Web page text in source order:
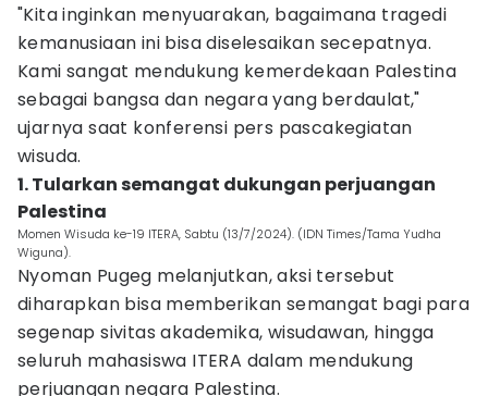
"Kita inginkan menyuarakan, bagaimana tragedi
kemanusiaan ini bisa diselesaikan secepatnya.
Kami sangat mendukung kemerdekaan Palestina
sebagai bangsa dan negara yang berdaulat,"
ujarnya saat konferensi pers pascakegiatan
wisuda.
1. Tularkan semangat dukungan perjuangan
Palestina
Momen Wisuda ke-19 ITERA, Sabtu (13/7/2024). (IDN Times/Tama Yudha
Wiguna).
Nyoman Pugeg melanjutkan, aksi tersebut
diharapkan bisa memberikan semangat bagi para
segenap sivitas akademika, wisudawan, hingga
seluruh mahasiswa ITERA dalam mendukung
perjuangan negara Palestina.